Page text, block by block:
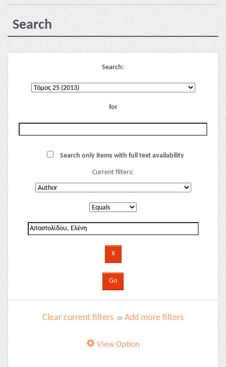
Search
Search:
for
Search only items with full text availability
Current filters:
Clear current filters or Add more filters
View Option